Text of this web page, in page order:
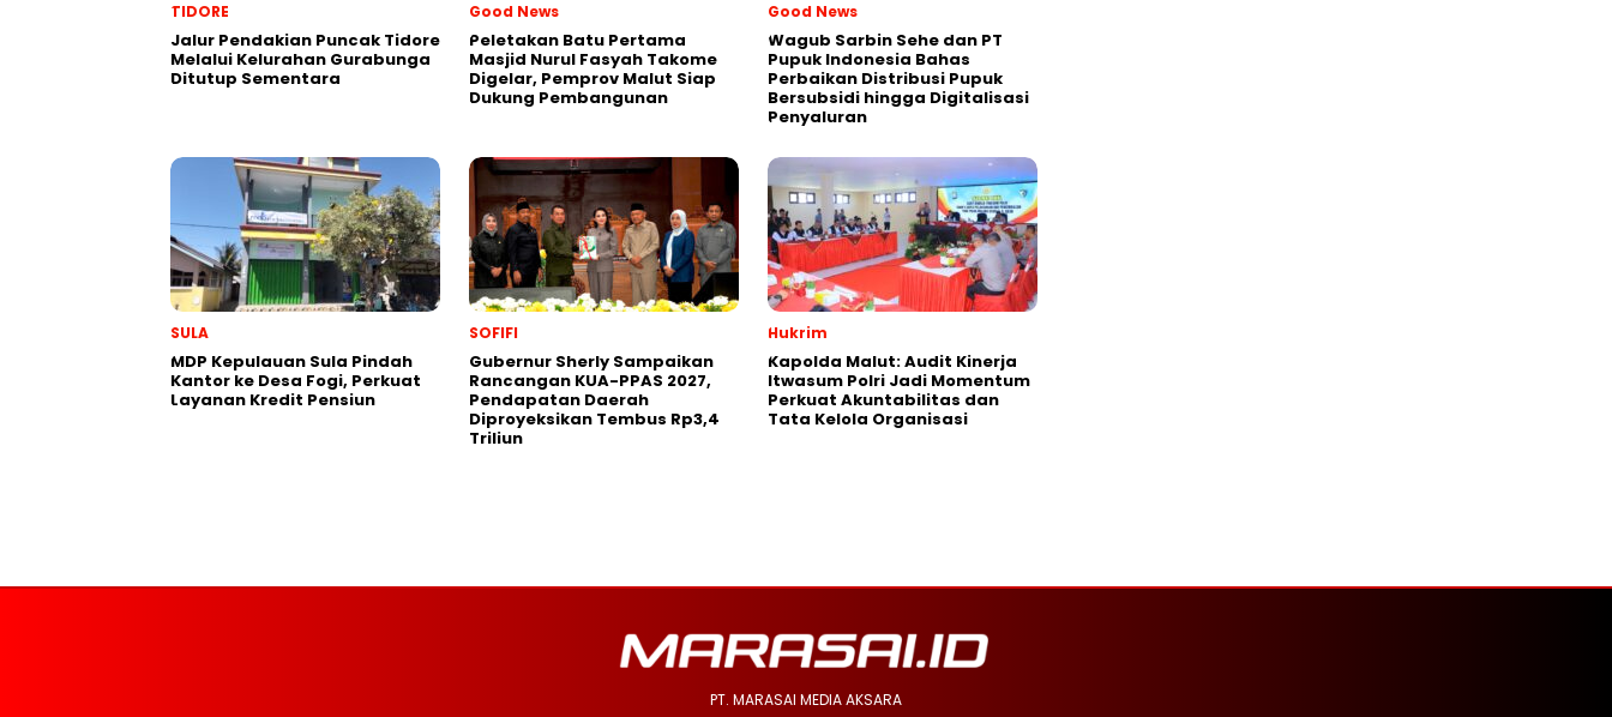
TIDORE
Jalur Pendakian Puncak Tidore
Melalui Kelurahan Gurabunga
Ditutup Sementara
Good News
Peletakan Batu Pertama
Masjid Nurul Fasyah Takome
Digelar, Pemprov Malut Siap
Dukung Pembangunan
Good News
Wagub Sarbin Sehe dan PT
Pupuk Indonesia Bahas
Perbaikan Distribusi Pupuk
Bersubsidi hingga Digitalisasi
Penyaluran
SULA
MDP Kepulauan Sula Pindah
Kantor ke Desa Fogi, Perkuat
Layanan Kredit Pensiun
SOFIFI
Gubernur Sherly Sampaikan
Rancangan KUA-PPAS 2027,
Pendapatan Daerah
Diproyeksikan Tembus Rp3,4
Triliun
Hukrim
Kapolda Malut: Audit Kinerja
Itwasum Polri Jadi Momentum
Perkuat Akuntabilitas dan
Tata Kelola Organisasi
PT. MARASAI MEDIA AKSARA